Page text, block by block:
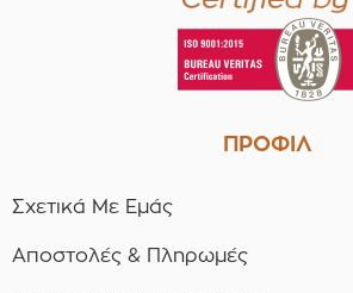
ΠΡΟΦΙΛ
Σχετικά Με Εμάς
Αποστολές & Πληρωμές